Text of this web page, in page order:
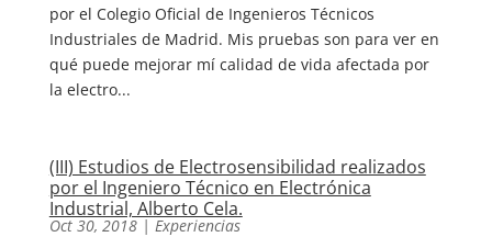
por el Colegio Oficial de Ingenieros Técnicos
Industriales de Madrid. Mis pruebas son para ver en
qué puede mejorar mí calidad de vida afectada por
la electro...
(III) Estudios de Electrosensibilidad realizados
por el Ingeniero Técnico en Electrónica
Industrial, Alberto Cela.
Oct 30, 2018| Experiencias